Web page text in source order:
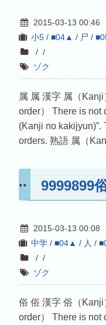
2015-03-13
小5/ ■04▲ / 尸 /
/ /
ゾク
属 属 漢字 属（
order） There is not
(Kanji no
orders. 熟語 属（
9999899
2015-03-13
中学/ ■04▲ / 人 /
/ /
ゾク
俗 俗 漢字 俗（
order） There is not